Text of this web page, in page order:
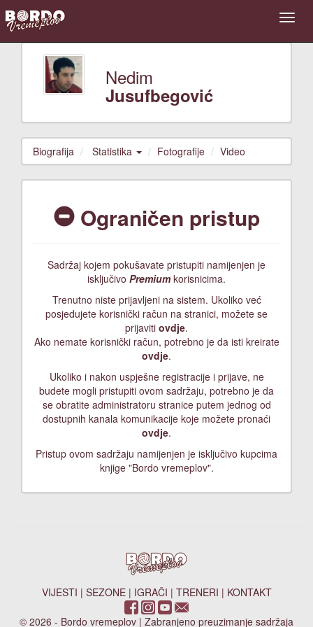
Nedim
Jusufbegović
Biografija Statistika Fotografije Video
Ograničen pristup
Sadržaj kojem pokušavate pristupiti namijenjen je
isključivo Premiumkorisnicima.
Trenutno niste prijavljeni na sistem. Ukoliko već
posjedujete korisnički račun na stranici, možete se
prijaviti ovdje.
Ako nemate korisnički račun, potrebno je da isti kreirate
ovdje.
Ukoliko i nakon uspješne registracije i prijave, ne
budete mogli pristupiti ovom sadržaju, potrebno je da
se obratite administratoru stranice putem jednog od
dostupnih kanala komunikacije koje možete pronaći
ovdje.
Pristup ovom sadržaju namijenjen je isključivo kupcima
knjige "Bordo vremeplov".
VIJESTI | SEZONE| IGRAČI | TRENERI | KONTAKT
© 2026 - Bordo vremeplov | Zabranjeno preuzimanje sadržaja